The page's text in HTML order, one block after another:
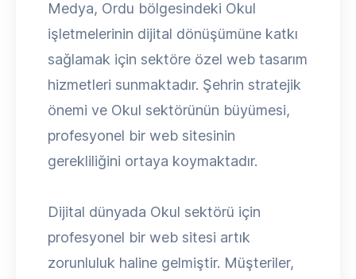
Medya, Ordu bölgesindeki Okul
işletmelerinin dijital dönüşümüne katkı
sağlamak için sektöre özel web tasarım
hizmetleri sunmaktadır. Şehrin stratejik
önemi ve Okul sektörünün büyümesi,
profesyonel bir web sitesinin
gerekliliğini ortaya koymaktadır.
Dijital dünyada Okul sektörü için
profesyonel bir web sitesi artık
zorunluluk haline gelmiştir. Müşteriler,